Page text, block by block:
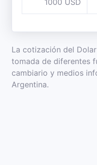
1000 USD
La cotización del
tomada de diferentes
cambiario y medios
Argentina.